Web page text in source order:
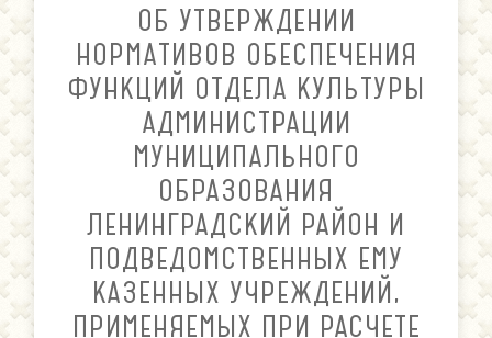
ОБ УТВЕРЖДЕНИИ
НОРМАТИВОВ ОБЕСПЕЧЕНИЯ
ФУНКЦИЙ ОТДЕЛА КУЛЬТУРЫ
АДМИНИСТРАЦИИ
МУНИЦИПАЛЬНОГО
ОБРАЗОВАНИЯ
ЛЕНИНГРАДСКИЙ РАЙОН И
ПОДВЕДОМСТВЕННЫХ ЕМУ
КАЗЕННЫХ УЧРЕЖДЕНИЙ,
ПРИМЕНЯЕМЫХ ПРИ РАСЧЕТЕ